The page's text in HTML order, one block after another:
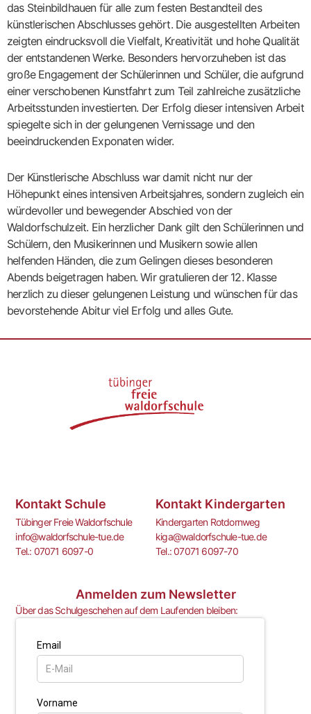
das Steinbildhauen für alle zum festen Bestandteil des
künstlerischen Abschlusses gehört. Die ausgestellten Arbeiten
zeigten eindrucksvoll die Vielfalt, Kreativität und hohe Qualität
der entstandenen Werke. Besonders hervorzuheben ist das
große Engagement der Schülerinnen und Schüler, die aufgrund
einer verschobenen Kunstfahrt zum Teil zahlreiche zusätzliche
Arbeitsstunden investierten. Der Erfolg dieser intensiven Arbeit
spiegelte sich in der gelungenen Vernissage und den
beeindruckenden Exponaten wider.
Der Künstlerische Abschluss war damit nicht nur der
Höhepunkt eines intensiven Arbeitsjahres, sondern zugleich ein
würdevoller und bewegender Abschied von der
Waldorfschulzeit. Ein herzlicher Dank gilt den Schülerinnen und
Schülern, den Musikerinnen und Musikern sowie allen
helfenden Händen, die zum Gelingen dieses besonderen
Abends beigetragen haben. Wir gratulieren der 12. Klasse
herzlich zu dieser gelungenen Leistung und wünschen für das
bevorstehende Abitur viel Erfolg und alles Gute.
Kontakt Schule
Tübinger Freie Waldorfschule
info@waldorfschule-tue.de
Tel.: 07071 6097-0
Kontakt Kindergarten
Kindergarten Rotdornweg
kiga@waldorfschule-tue.de
Tel.: 07071 6097-70
Anmelden zum Newsletter
Über das Schulgeschehen auf dem Laufenden bleiben: